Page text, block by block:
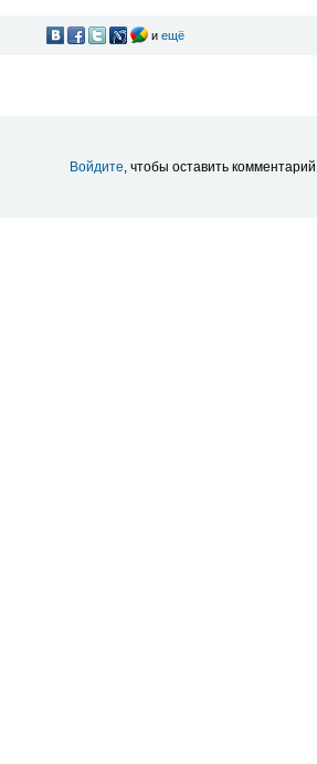
и ещё
Войдите, чтобы оставить комментарий